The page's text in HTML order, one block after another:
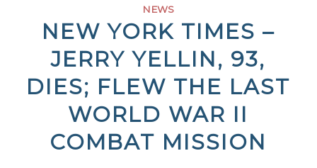
NEWS
NEW YORK TIMES –
JERRY YELLIN, 93,
DIES; FLEW THE LAST
WORLD WAR II
COMBAT MISSION